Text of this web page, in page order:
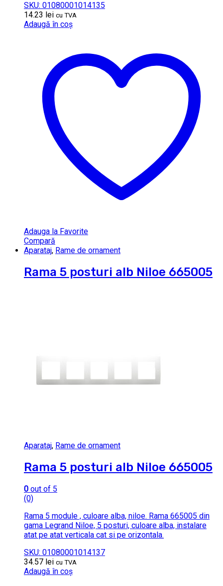
SKU: 01080001014135
14.23 lei cu TVA
Adaugă în coș
Adauga la Favorite
Compară
Aparataj, Rame de ornament
Rama 5 posturi alb Niloe 665005
Aparataj, Rame de ornament
Rama 5 posturi alb Niloe 665005
0 out of 5
(0)
Rama 5 module , culoare alba, niloe. Rama 665005 din
gama Legrand Niloe, 5 posturi, culoare alba, instalare
atat pe atat verticala cat si pe orizontala.
SKU: 01080001014137
34.57 lei cu TVA
Adaugă în coș